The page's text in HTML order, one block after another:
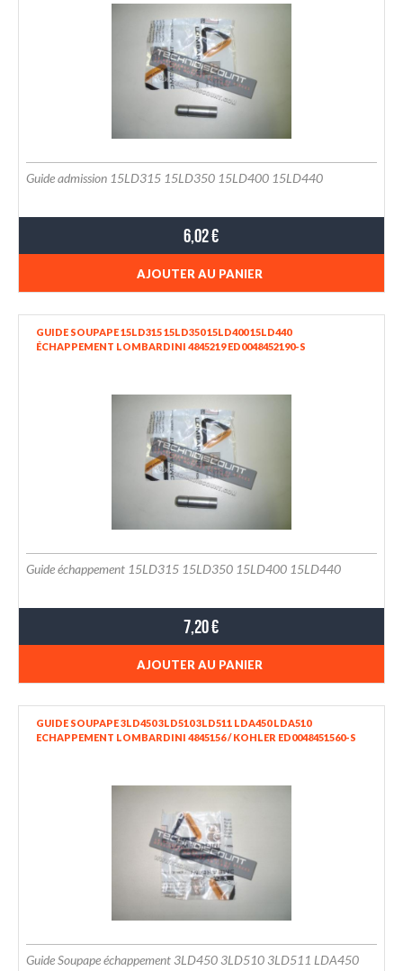
Guide admission 15LD315 15LD350 15LD400 15LD440
6,02 €
AJOUTER AU PANIER
GUIDE SOUPAPE 15LD315 15LD350 15LD400 15LD440
ÉCHAPPEMENT LOMBARDINI 4845219 ED0048452190-S
Guide échappement 15LD315 15LD350 15LD400 15LD440
7,20 €
AJOUTER AU PANIER
GUIDE SOUPAPE 3LD450 3LD510 3LD511 LDA450 LDA510
ECHAPPEMENT LOMBARDINI 4845156 / KOHLER ED0048451560-S
Guide Soupape échappement 3LD450 3LD510 3LD511 LDA450